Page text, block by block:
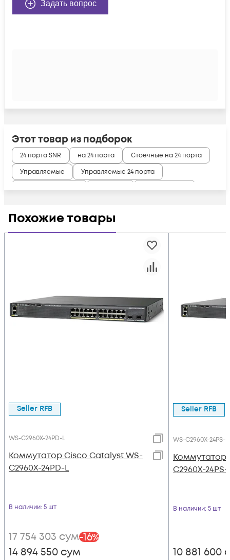
Задать вопрос
Этот товар из подборок
24 порта SNR на 24 порта
Стоечные на 24 порта
Управляемые
Управляемые 24 порта
Управляемые SNR
Уровня L2
L2 на 24 порта
Похожие товары
Seller RFB
WS-C2960X-24PD-L
Коммутатор Cisco Catalyst WS-
C2960X-24PD-L
В наличии: 5 шт
17 754 303 сум-16%
14 894 550 сум
Seller RFB
WS-C2960X-24PS-L
Коммутатор
C2960X-24PS-
В наличии: 5 шт
10 881 600